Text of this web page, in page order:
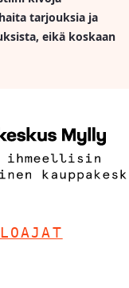
tarjouksia ja
eikä koskaan